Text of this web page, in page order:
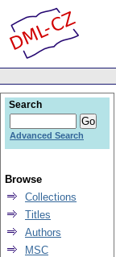
Search
Advanced Search
Browse
Collections
Titles
Authors
MSC